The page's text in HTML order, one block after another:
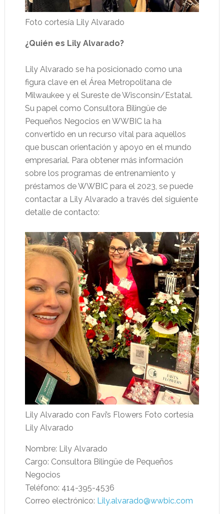
Foto cortesía Lily Alvarado
¿Quién es Lily Alvarado?
Lily Alvarado se ha posicionado como una
figura clave en el Área Metropolitana de
Milwaukee y el Sureste de Wisconsin/Estatal.
Su papel como Consultora Bilingüe de
Pequeños Negocios en WWBIC la ha
convertido en un recurso vital para aquellos
que buscan orientación y apoyo en el mundo
empresarial. Para obtener más información
sobre los programas de entrenamiento y
préstamos de WWBIC para el 2023, se puede
contactar a Lily Alvarado a través del siguiente
detalle de contacto:
Lily Alvarado con Favi’s Flowers Foto cortesía
Lily Alvarado
Nombre: Lily Alvarado
Cargo: Consultora Bilingüe de Pequeños
Negocios
Teléfono: 414-395-4536
Correo electrónico: Lily.alvarado@wwbic.com